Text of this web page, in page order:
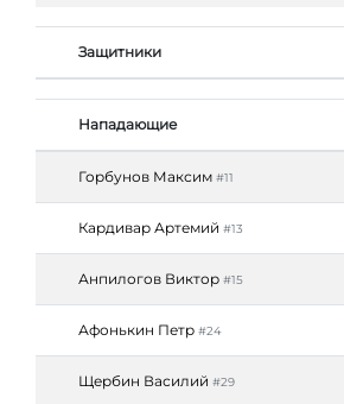
Защитники
Нападающие
Горбунов Максим #11
Кардивар Артемий #13
Анпилогов Виктор #15
Афонькин Петр #24
Щербин Василий #29